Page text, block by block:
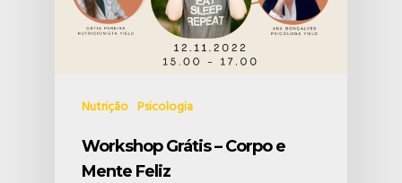
Nutrição Psicologia
Workshop Grátis – Corpo e
Mente Feliz